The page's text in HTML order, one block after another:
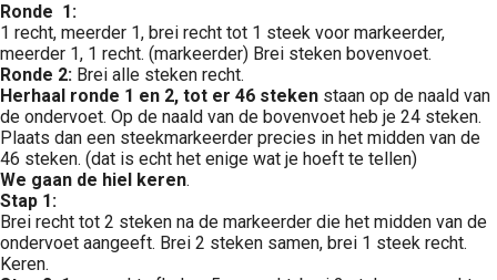
Ronde 1:
1 recht, meerder 1, brei recht tot 1 steek voor markeerder,
meerder 1, 1 recht. (markeerder) Brei steken bovenvoet.
Ronde 2: Brei alle steken recht.
Herhaal ronde 1 en 2, tot er 46 steken staan op de naald van
de ondervoet. Op de naald van de bovenvoet heb je 24 steken.
Plaats dan een steekmarkeerder precies in het midden van de
46 steken. (dat is echt het enige wat je hoeft te tellen)
We gaan de hiel keren.
Stap 1:
Brei recht tot 2 steken na de markeerder die het midden van de
ondervoet aangeeft. Brei 2 steken samen, brei 1 steek recht.
Keren.